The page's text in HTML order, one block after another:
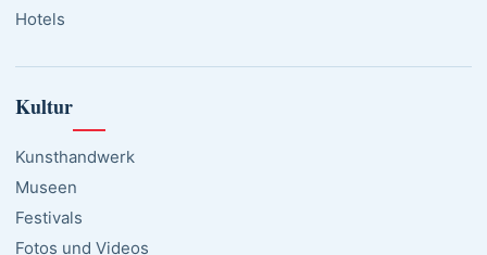
Hotels
Kultur
Kunsthandwerk
Museen
Festivals
Fotos und Videos